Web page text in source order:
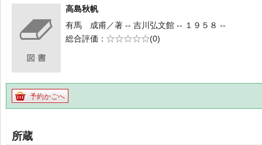
高島秋帆
有馬 成甫／著 -- 吉川弘文館 -- １９５８ --
総合評価
5段階評価
(0)
予約かごへ
所蔵